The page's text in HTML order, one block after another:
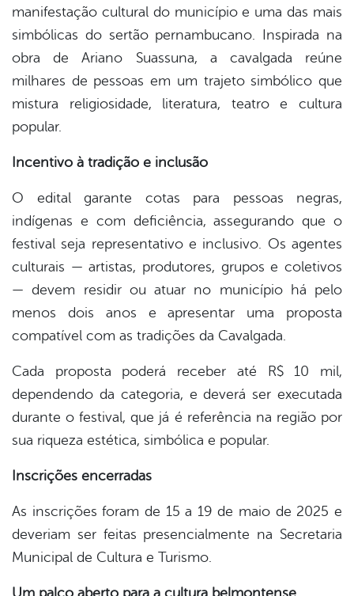
manifestação cultural do município e uma das mais
simbólicas do sertão pernambucano. Inspirada na
obra de Ariano Suassuna, a cavalgada reúne
milhares de pessoas em um trajeto simbólico que
mistura religiosidade, literatura, teatro e cultura
popular.
Incentivo à tradição e inclusão
O edital garante cotas para pessoas negras,
indígenas e com deficiência, assegurando que o
festival seja representativo e inclusivo. Os agentes
culturais — artistas, produtores, grupos e coletivos
— devem residir ou atuar no município há pelo
menos dois anos e apresentar uma proposta
compatível com as tradições da Cavalgada.
Cada proposta poderá receber até R$ 10 mil,
dependendo da categoria, e deverá ser executada
durante o festival, que já é referência na região por
sua riqueza estética, simbólica e popular.
Inscrições encerradas
As inscrições foram de 15 a 19 de maio de 2025 e
deveriam ser feitas presencialmente na Secretaria
Municipal de Cultura e Turismo.